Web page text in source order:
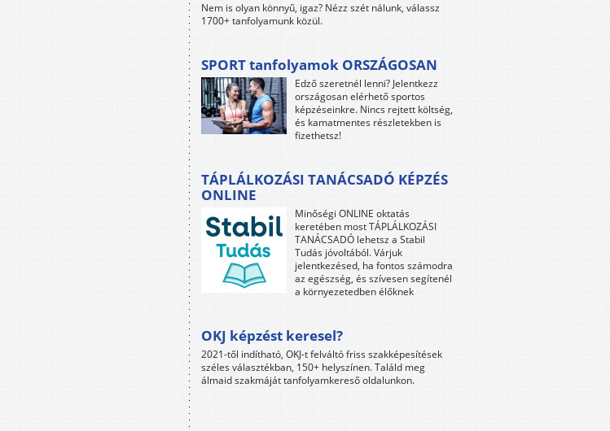
Nem is olyan könnyű, igaz? Nézz szét nálunk, válassz
1700+ tanfolyamunk közül.
SPORT tanfolyamok ORSZÁGOSAN
Edző szeretnél lenni? Jelentkezz
országosan elérhető sportos
képzéseinkre. Nincs rejtett költség,
és kamatmentes részletekben is
fizethetsz!
TÁPLÁLKOZÁSI TANÁCSADÓ KÉPZÉS
ONLINE
Minőségi ONLINE oktatás
keretében most TÁPLÁLKOZÁSI
TANÁCSADÓ lehetsz a Stabil
Tudás jóvoltából. Várjuk
jelentkezésed, ha fontos számodra
az egészség, és szívesen segítenél
a környezetedben élőknek
OKJ képzést keresel?
2021-től indítható, OKJ-t felváltó friss szakképesítések
széles választékban, 150+ helyszínen. Találd meg
álmaid szakmáját tanfolyamkereső oldalunkon.